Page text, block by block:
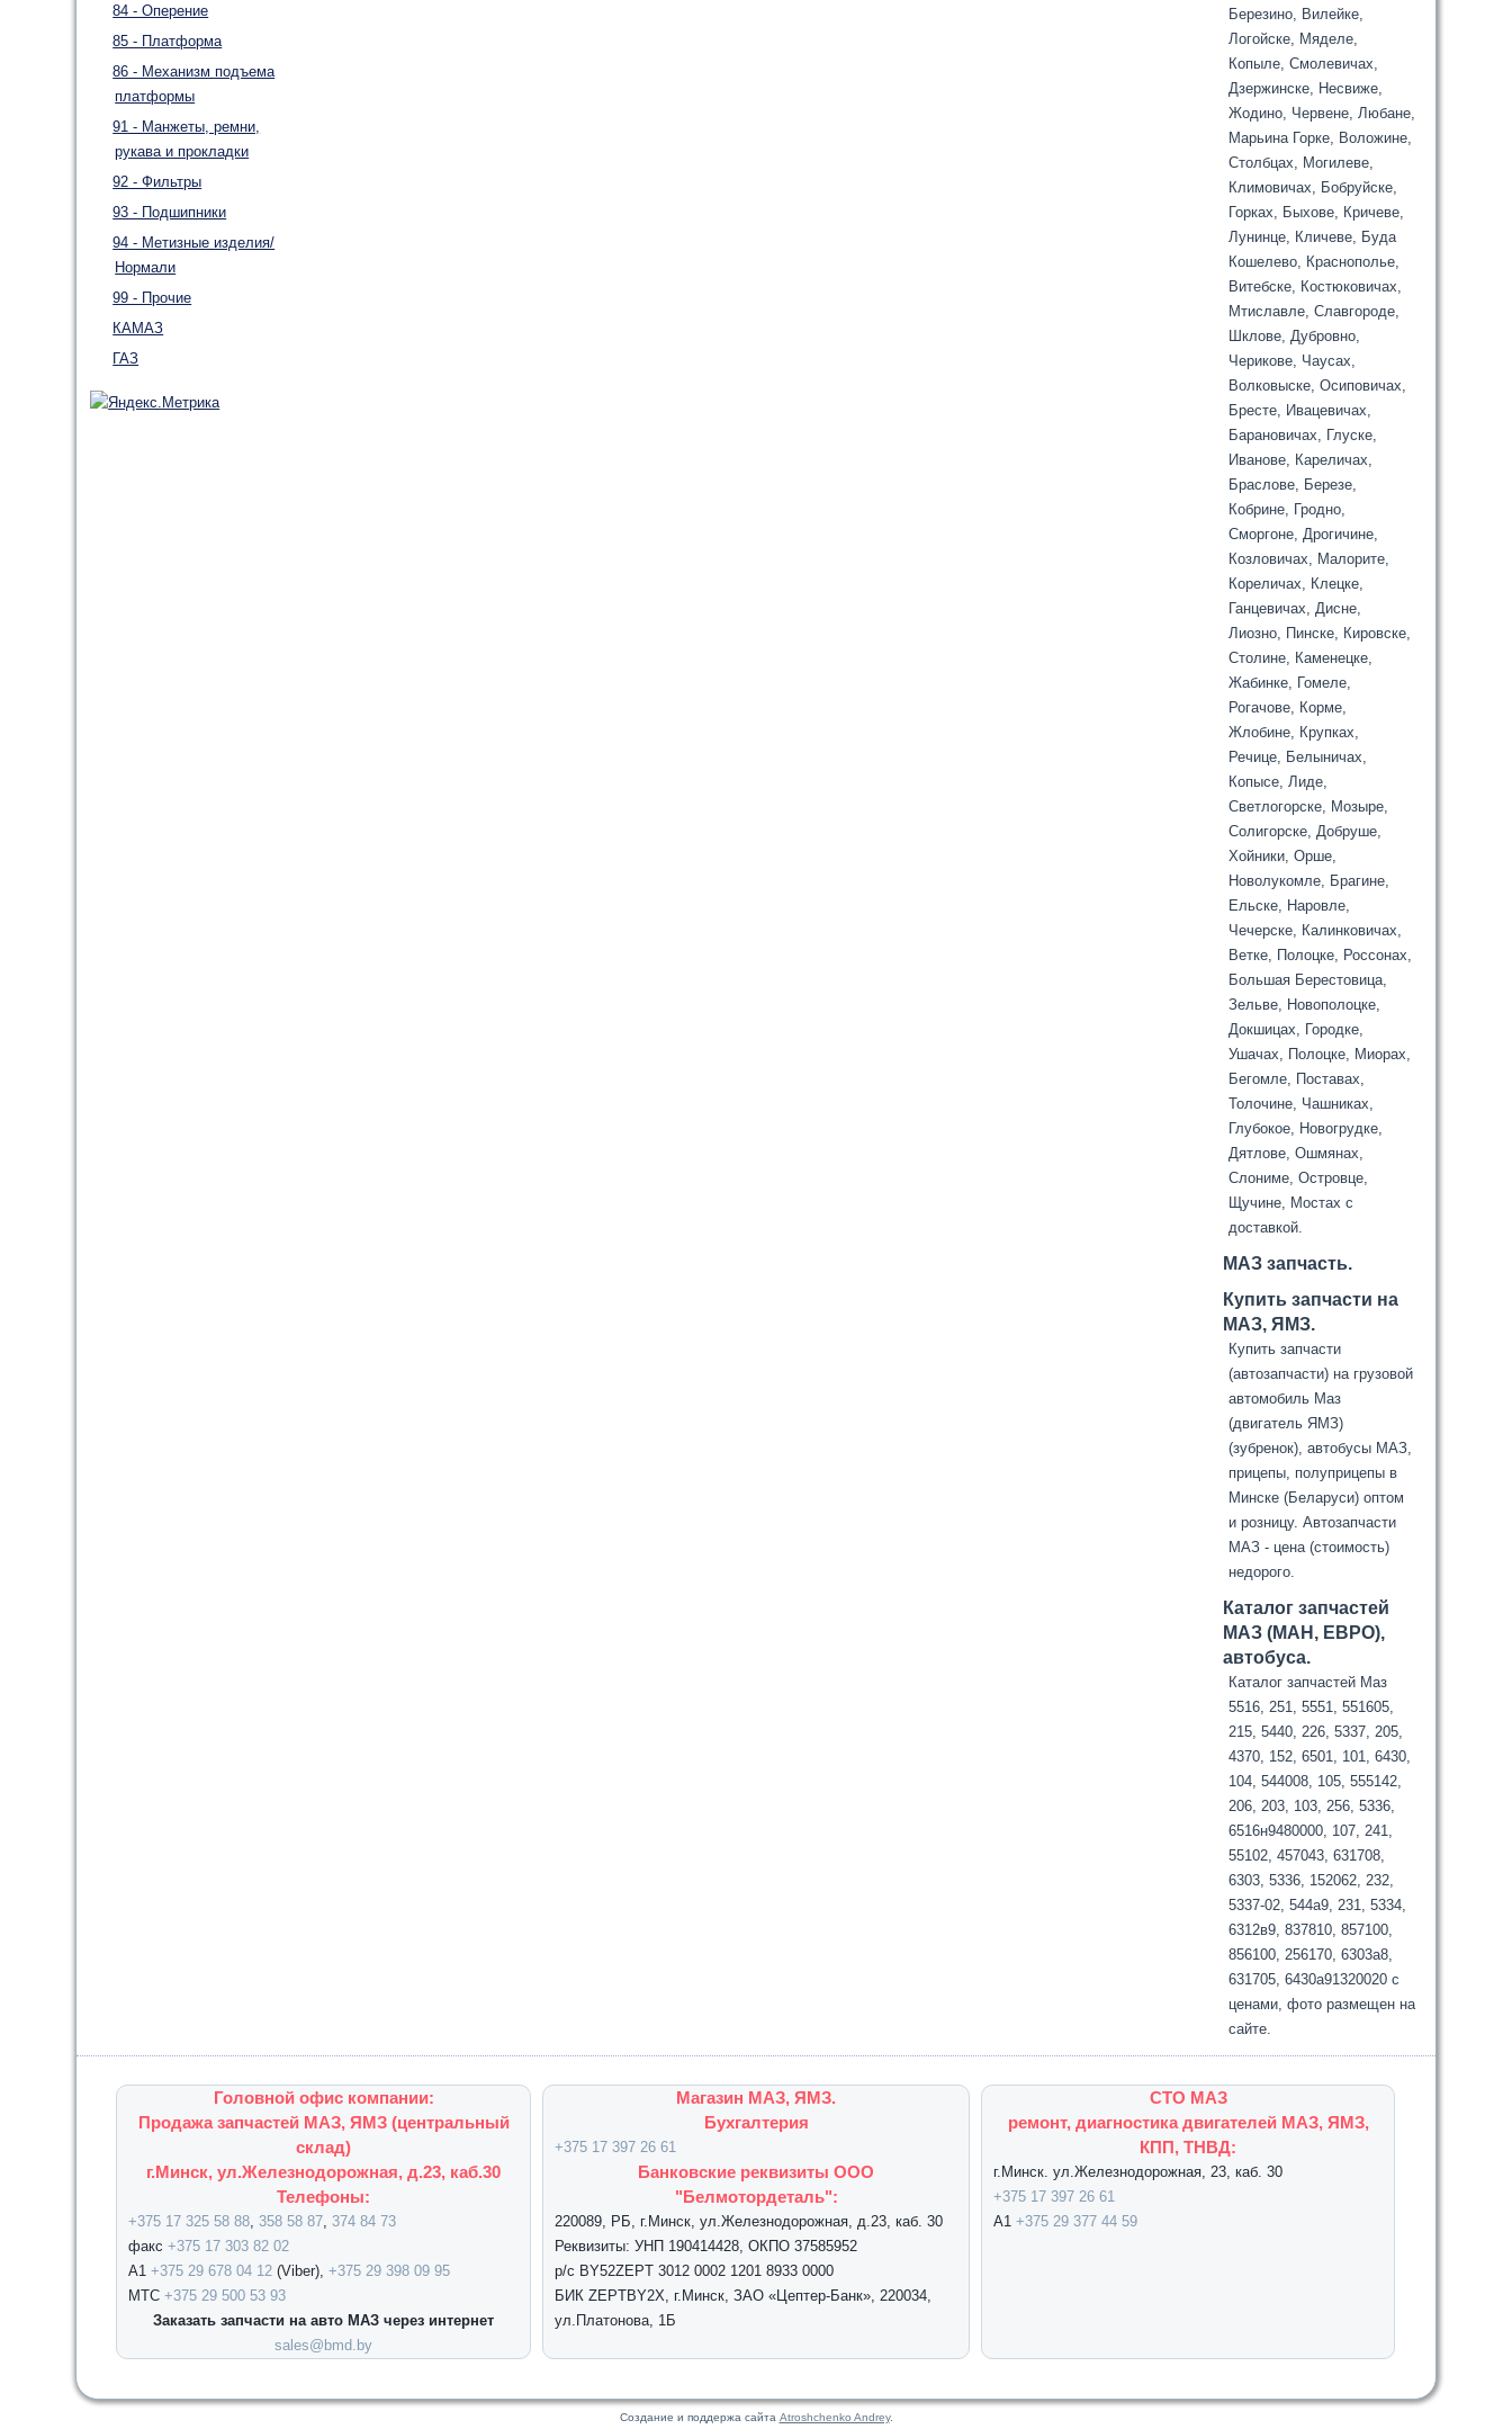
84 - Оперение
85 - Платформа
86 - Механизм подъема
платформы
91 - Манжеты, ремни,
рукава и прокладки
92 - Фильтры
93 - Подшипники
94 - Метизные изделия/
Нормали
99 - Прочие
КАМАЗ
ГАЗ
Березино, Вилейке,
Логойске, Мяделе,
Копыле, Смолевичах,
Дзержинске, Несвиже,
Жодино, Червене, Любане,
Марьина Горке, Воложине,
Столбцах, Могилеве,
Климовичах, Бобруйске,
Горках, Быхове, Кричеве,
Лунинце, Кличеве, Буда
Кошелево, Краснополье,
Витебске, Костюковичах,
Мтиславле, Славгороде,
Шклове, Дубровно,
Черикове, Чаусах,
Волковыске, Осиповичах,
Бресте, Ивацевичах,
Барановичах, Глуске,
Иванове, Кареличах,
Браслове, Березе,
Кобрине, Гродно,
Сморгоне, Дрогичине,
Козловичах, Малорите,
Кореличах, Клецке,
Ганцевичах, Дисне,
Лиозно, Пинске, Кировске,
Столине, Каменецке,
Жабинке, Гомеле,
Рогачове, Корме,
Жлобине, Крупках,
Речице, Белыничах,
Копысе, Лиде,
Светлогорске, Мозыре,
Солигорске, Добруше,
Хойники, Орше,
Новолукомле, Брагине,
Ельске, Наровле,
Чечерске, Калинковичах,
Ветке, Полоцке, Россонах,
Большая Берестовица,
Зельве, Новополоцке,
Докшицах, Городке,
Ушачах, Полоцке, Миорах,
Бегомле, Поставах,
Толочине, Чашниках,
Глубокое, Новогрудке,
Дятлове, Ошмянах,
Слониме, Островце,
Щучине, Мостах с
доставкой.
МАЗ запчасть.
Купить запчасти на
МАЗ, ЯМЗ.
Купить запчасти
(автозапчасти) на грузовой
автомобиль Маз
(двигатель ЯМЗ)
(зубренок), автобусы МАЗ,
прицепы, полуприцепы в
Минске (Беларуси) оптом
и розницу. Автозапчасти
МАЗ - цена (стоимость)
недорого.
Каталог запчастей
МАЗ (МАН, ЕВРО),
автобуса.
Каталог запчастей Маз
5516, 251, 5551, 551605,
215, 5440, 226, 5337, 205,
4370, 152, 6501, 101, 6430,
104, 544008, 105, 555142,
206, 203, 103, 256, 5336,
6516н9480000, 107, 241,
55102, 457043, 631708,
6303, 5336, 152062, 232,
5337-02, 544а9, 231, 5334,
6312в9, 837810, 857100,
856100, 256170, 6303а8,
631705, 6430а91320020 с
ценами, фото размещен на
сайте.
Головной офис компании:
Продажа запчастей МАЗ, ЯМЗ (центральный
склад)
г.Минск, ул.Железнодорожная, д.23, каб.30
Телефоны:
+375 17 325 58 88, 358 58 87, 374 84 73
факс+375 17 303 82 02
А1+375 29 678 04 12 (Viber),+375 29 398 09 95
МТС+375 29 500 53 93
Заказать запчасти на авто МАЗ через интернет
sales@bmd.by
Магазин МАЗ, ЯМЗ.
Бухгалтерия
+375 17 397 26 61
Банковские реквизиты ООО
"Белмотордеталь":
220089, РБ, г.Минск, ул.Железнодорожная, д.23, каб. 30
Реквизиты: УНП 190414428, ОКПО 37585952
р/с BY52ZEPT 3012 0002 1201 8933 0000
БИК ZEPTBY2X, г.Минск, ЗАО «Цептер-Банк», 220034,
ул.Платонова, 1Б
СТО МАЗ
ремонт, диагностика двигателей МАЗ, ЯМЗ,
КПП, ТНВД:
г.Минск. ул.Железнодорожная, 23, каб. 30
+375 17 397 26 61
А1+375 29 377 44 59
Создание и поддержа сайта Atroshchenko Andrey.